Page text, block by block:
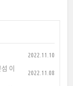
2022.11.10
이
2022.11.08